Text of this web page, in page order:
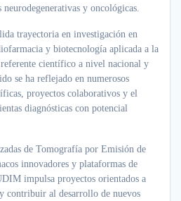
neurodegenerativas y oncológicas.
trayectoria en investigación en
y biotecnología aplicada a la
científico a nivel nacional y
se ha reflejado en numerosos
proyectos colaborativos y el
diagnósticas con potencial
de Tomografía por Emisión de
innovadores y plataformas de
impulsa proyectos orientados a
contribuir al desarrollo de nuevos